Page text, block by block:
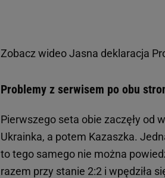
Zobacz wideoJasna deklaracja
Problemy z serwisem po obu
Pierwszego seta obie zaczęły od
Ukrainka, a potem Kazaszka.
to tego samego nie można
razem przy stanie 2:2 i wpędziła